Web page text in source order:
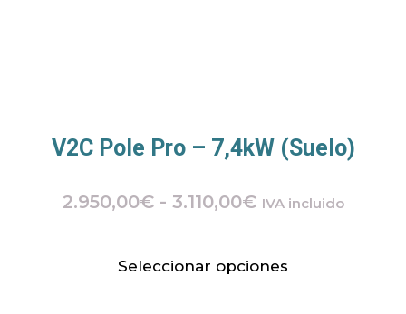
V2C Pole Pro – 7,4kW (Suelo)
2.950,00€ - 3.110,00€ IVA incluido
Seleccionar opciones